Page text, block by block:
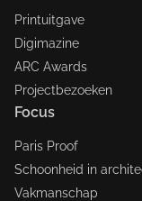
Printuitgave
Digimazine
ARC Awards
Projectbezoeken
Focus
Paris Proof
Schoonheid in
Vakmanschap